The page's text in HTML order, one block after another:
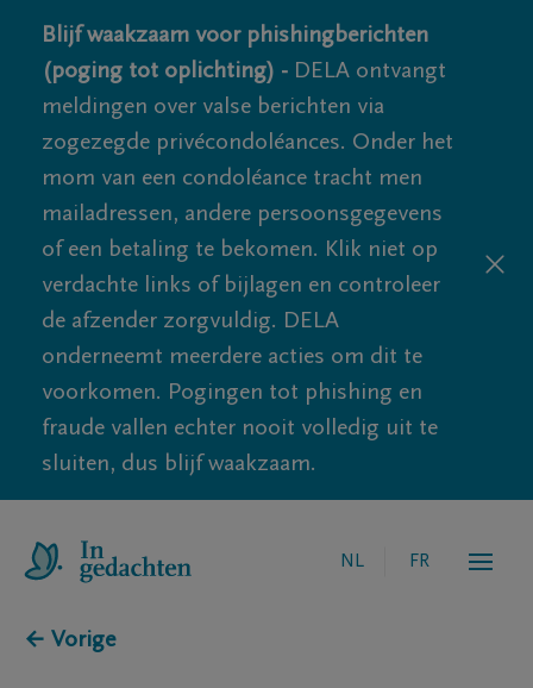
Blijf waakzaam voor phishingberichten
(poging tot oplichting) - DELA ontvangt
meldingen over valse berichten via
zogezegde privécondoléances. Onder het
mom van een condoléance tracht men
mailadressen, andere persoonsgegevens
of een betaling te bekomen. Klik niet op
verdachte links of bijlagen en controleer
de afzender zorgvuldig. DELA
onderneemt meerdere acties om dit te
voorkomen. Pogingen tot phishing en
fraude vallen echter nooit volledig uit te
sluiten, dus blijf waakzaam.
NL FR
← Vorige